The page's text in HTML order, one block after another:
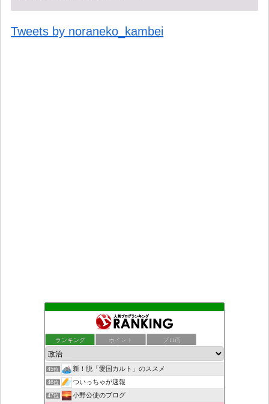
Tweets by noraneko_kambei
ランキング ポイント ブロ画
こんなニュースにでくわした
老子の道（万物の源）と徳 ＝大本神諭の一輪＋日月神示の神一厘
43位 日本第一！ニュース録
44位
45位 新！脱「愛国カルト」のススメ
46位 ついっちゃが速報
47位 小野公使のブログ